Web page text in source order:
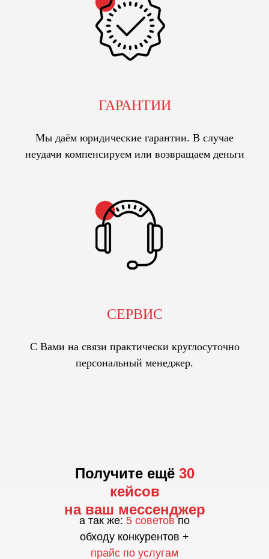
ГАРАНТИИ
Мы даём юридические гарантии. В случае
неудачи компенсируем или возвращаем деньги
СЕРВИС
С Вами на связи практически круглосуточно
персональный менеджер.
Получите ещё 30
кейсов
на ваш мессенджер
а так же: 5 советов по
обходу конкурентов +
прайс по услугам